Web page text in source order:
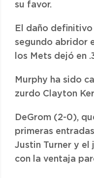
su favor.
El daño definitivo
segundo abridor
los Mets dejó en
Murphy ha sido
zurdo Clayton
DeGrom (2-0),
primeras
Justin Turner y el
con la ventaja